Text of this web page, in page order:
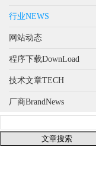
行业NEWS
网站动态
程序下载DownLoad
技术文章TECH
厂商BrandNews